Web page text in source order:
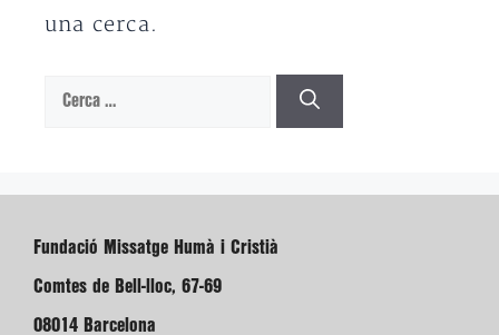
una cerca.
Cerca:
Fundació Missatge Humà i Cristià
Comtes de Bell-lloc, 67-69
08014 Barcelona